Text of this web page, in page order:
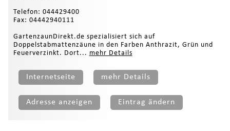
Telefon: 044429400
Fax: 04442940111
GartenzaunDirekt.de spezialisiert sich auf
Doppelstabmattenzäune in den Farben Anthrazit, Grün und
Feuerverzinkt. Dort... mehr Details
Internetseite mehr Details
Adresse anzeigen Eintrag ändern